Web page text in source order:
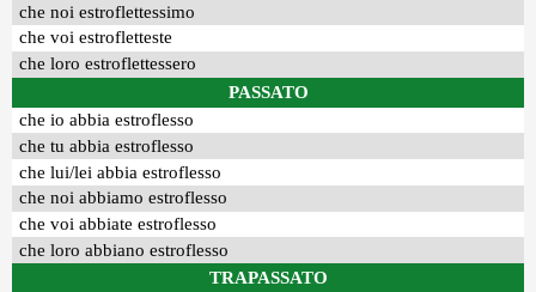
che noi estroflettessimo
che voi estrofletteste
che loro estroflettessero
PASSATO
che io abbia estroflesso
che tu abbia estroflesso
che lui/lei abbia estroflesso
che noi abbiamo estroflesso
che voi abbiate estroflesso
che loro abbiano estroflesso
TRAPASSATO